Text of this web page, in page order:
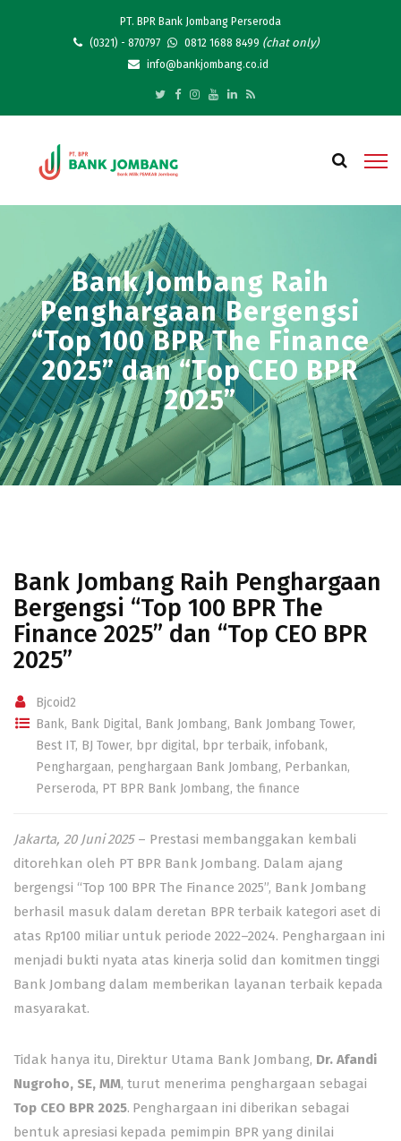
PT. BPR Bank Jombang Perseroda
(0321) - 870797
0812 1688 8499 (chat only)
info@bankjombang.co.id
Bank Jombang Raih
Penghargaan Bergengsi
“Top 100 BPR The Finance
2025” dan “Top CEO BPR
2025”
Bank Jombang Raih Penghargaan
Bergengsi “Top 100 BPR The
Finance 2025” dan “Top CEO BPR
2025”
Bjcoid2
Bank, Bank Digital, Bank Jombang, Bank Jombang Tower,
Best IT, BJ Tower, bpr digital, bpr terbaik, infobank,
Penghargaan, penghargaan Bank Jombang, Perbankan,
Perseroda, PT BPR Bank Jombang, the finance
Jakarta, 20 Juni 2025– Prestasi membanggakan kembali
ditorehkan oleh PT BPR Bank Jombang. Dalam ajang
bergengsi “Top 100 BPR The Finance 2025”, Bank Jombang
berhasil masuk dalam deretan BPR terbaik kategori aset di
atas Rp100 miliar untuk periode 2022–2024. Penghargaan ini
menjadi bukti nyata atas kinerja solid dan komitmen tinggi
Bank Jombang dalam memberikan layanan terbaik kepada
masyarakat.
Tidak hanya itu, Direktur Utama Bank Jombang, Dr. Afandi
Nugroho, SE, MM, turut menerima penghargaan sebagai
Top CEO BPR 2025. Penghargaan ini diberikan sebagai
bentuk apresiasi kepada pemimpin BPR yang dinilai